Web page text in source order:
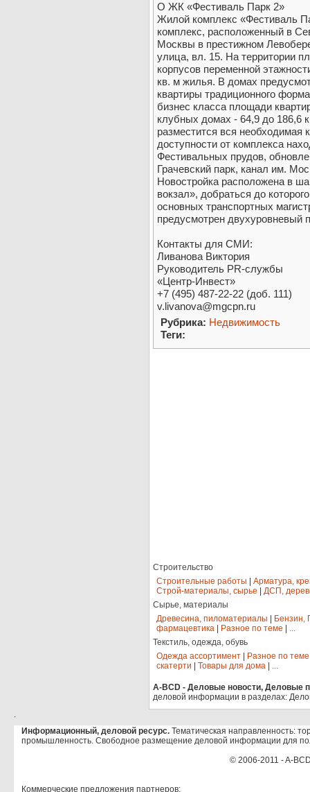
О ЖК «Фестиваль Парк 2»
Жилой комплекс «Фестиваль
комплекс, расположенный в
Москвы в престижном
улица, вл. 15. На территории
корпусов переменной
кв. м жилья. В домах
квартиры традиционного
бизнес класса площади
клубных домах - 64,9 до 186,6
разместится вся
доступности от комплекса
Фестивальных прудов,
Грачевский парк, канал им.
Новостройка расположена в
вокзал», добраться до
основных транспортных
предусмотрен двухуровневый
Контакты для СМИ:
Ливанова Виктория
Руководитель PR-службы
«Центр-Инвест»
+7 (495) 487-22-22 (доб. 111)
v.livanova@mgcpn.ru
Рубрика: Недвижимость
Теги:
Строительство
Строительные работы
Арматура,
Строй-материалы, сырье
ДСП,
Сырье, материалы
Древесина, пиломатериалы
Бензин,
фармацевтика
Разное по теме
...
Текстиль, одежда, обувь
Одежда ассортимент
Разное по теме
скатерти
Товары для дома ...
A-BCD - Деловые новости, Деловые
деловой информации в разделах:
.
Информационный, деловой ресурс. Тематическая направленность:
промышленность. Свободное размещение деловой информации для
© 2006-2011 - A-
Коммерческие предложения партнеров: